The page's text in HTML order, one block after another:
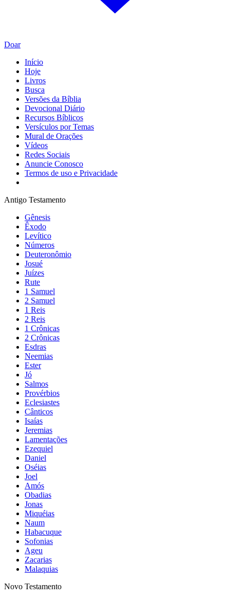
Doar
Início
Hoje
Livros
Busca
Versões da Bíblia
Devocional Diário
Recursos Bíblicos
Versículos por Temas
Mural de Orações
Vídeos
Redes Sociais
Anuncie Conosco
Termos de uso e Privacidade
Antigo Testamento
Gênesis
Êxodo
Levítico
Números
Deuteronômio
Josué
Juízes
Rute
1 Samuel
2 Samuel
1 Reis
2 Reis
1 Crônicas
2 Crônicas
Esdras
Neemias
Ester
Jó
Salmos
Provérbios
Eclesiastes
Cânticos
Isaías
Jeremias
Lamentações
Ezequiel
Daniel
Oséias
Joel
Amós
Obadias
Jonas
Miquéias
Naum
Habacuque
Sofonias
Ageu
Zacarias
Malaquias
Novo Testamento